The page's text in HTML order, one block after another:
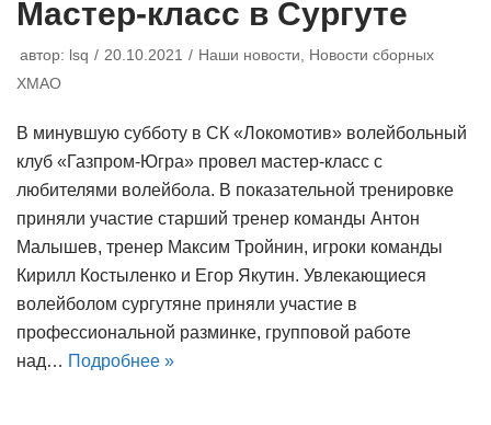
Мастер-класс в Сургуте
автор: lsq 20.10.2021 Наши новости, Новости сборных
ХМАО
В минувшую субботу в СК «Локомотив» волейбольный
клуб «Газпром-Югра» провел мастер-класс с
любителями волейбола. В показательной тренировке
приняли участие старший тренер команды Антон
Малышев, тренер Максим Тройнин, игроки команды
Кирилл Костыленко и Егор Якутин. Увлекающиеся
волейболом сургутяне приняли участие в
профессиональной разминке, групповой работе
над… Подробнее »